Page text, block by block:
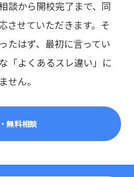
談から開校完了まで、同
させていただきます。そ
たはず、最初に言ってい
「よくあるスレ違い」に
せん。
無料相談